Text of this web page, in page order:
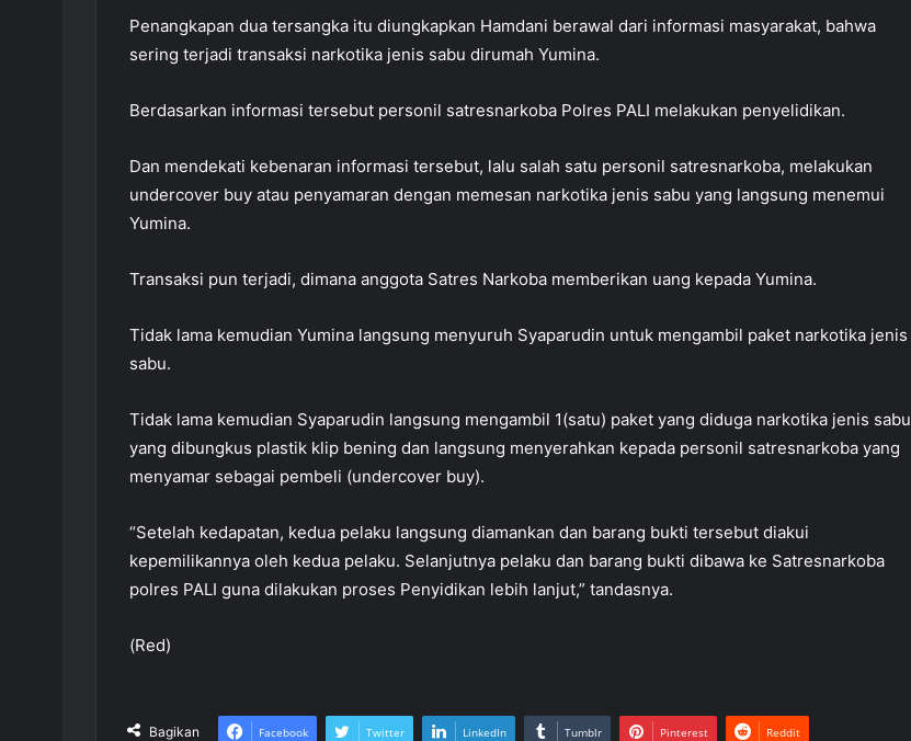
Penangkapan dua tersangka itu diungkapkan Hamdani berawal dari informasi masyarakat, bahwa
sering terjadi transaksi narkotika jenis sabu dirumah Yumina.
Berdasarkan informasi tersebut personil satresnarkoba Polres PALI melakukan penyelidikan.
Dan mendekati kebenaran informasi tersebut, lalu salah satu personil satresnarkoba, melakukan
undercover buy atau penyamaran dengan memesan narkotika jenis sabu yang langsung menemui
Yumina.
Transaksi pun terjadi, dimana anggota Satres Narkoba memberikan uang kepada Yumina.
Tidak lama kemudian Yumina langsung menyuruh Syaparudin untuk mengambil paket narkotika jenis
sabu.
Tidak lama kemudian Syaparudin langsung mengambil 1(satu) paket yang diduga narkotika jenis sabu
yang dibungkus plastik klip bening dan langsung menyerahkan kepada personil satresnarkoba yang
menyamar sebagai pembeli (undercover buy).
“Setelah kedapatan, kedua pelaku langsung diamankan dan barang bukti tersebut diakui
kepemilikannya oleh kedua pelaku. Selanjutnya pelaku dan barang bukti dibawa ke Satresnarkoba
polres PALI guna dilakukan proses Penyidikan lebih lanjut,” tandasnya.
(Red)
Bagikan Facebook Twitter LinkedIn Tumblr Pinterest Reddit